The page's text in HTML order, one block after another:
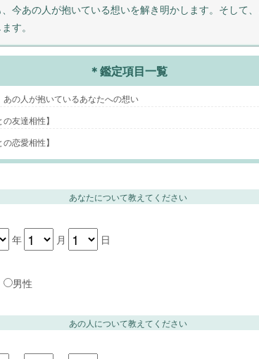
今あの人が抱いている想いを解き明かします。そして
す。
＊鑑定項目一覧
あの人が抱いているあなたへの想い
友達相性】
恋愛相性】
あなたについて教えてください
年 月 日
男性
あの人について教えてください